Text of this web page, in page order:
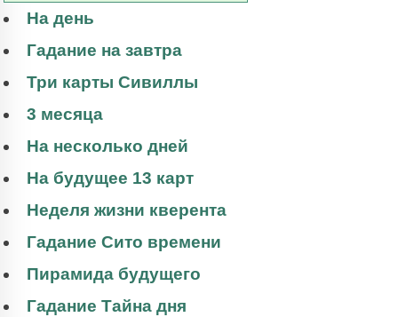
На день
Гадание на завтра
Три карты Сивиллы
3 месяца
На несколько дней
На будущее 13 карт
Неделя жизни кверента
Гадание Сито времени
Пирамида будущего
Гадание Тайна дня